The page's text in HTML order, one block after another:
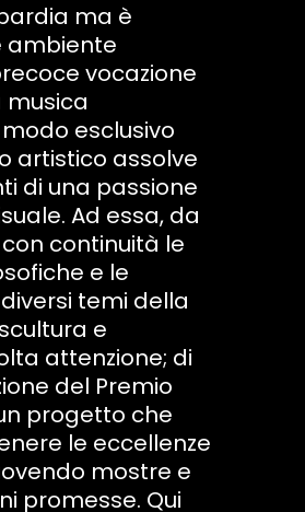
ma è
ambiente
vocazione
esclusivo
artistico assolve
di una passione
Ad essa, da
continuità le
e le
temi della
e
attenzione; di
del Premio
progetto che
le eccellenze
mostre e
promesse. Qui